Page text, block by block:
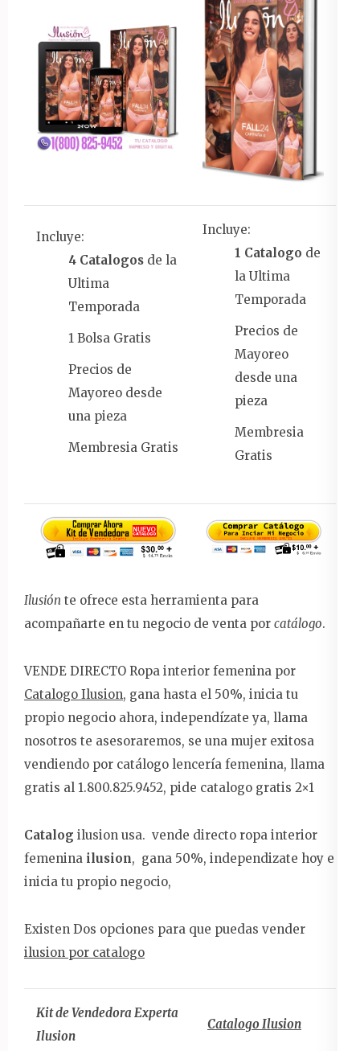
Incluye:
4 Catalogos de la
Ultima
Temporada
1 Bolsa Gratis
Precios de
Mayoreo desde
una pieza
Membresia Gratis
Incluye:
1 Catalogo de
la Ultima
Temporada
Precios de
Mayoreo
desde una
pieza
Membresia
Gratis
Ilusión te ofrece esta herramienta para
acompañarte en tu negocio de venta por catálogo.
VENDE DIRECTO Ropa interior femenina por
Catalogo Ilusion, gana hasta el 50%, inicia tu
propio negocio ahora, independízate ya, llama
nosotros te asesoraremos, se una mujer exitosa
vendiendo por catálogo lencería femenina, llama
gratis al 1.800.825.9452, pide catalogo gratis 2×1
Catalog ilusion usa. vende directo ropa interior
femenina ilusion, gana 50%, independizate hoy e
inicia tu propio negocio,
Existen Dos opciones para que puedas vender
ilusion por catalogo
Kit de Vendedora Experta
Ilusion
Catalogo Ilusion